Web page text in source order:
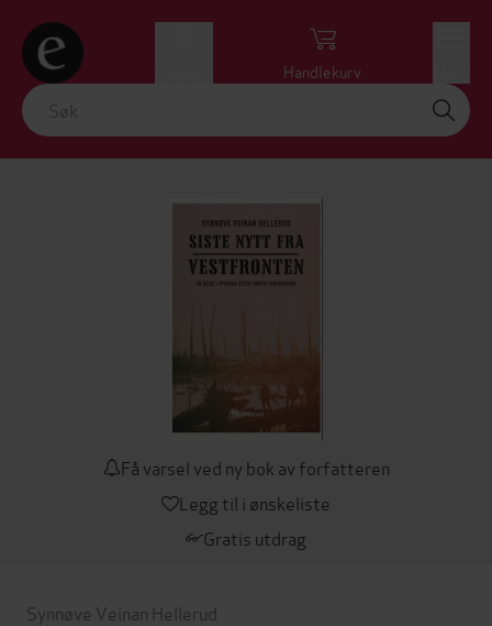
Handlekurv
Få varsel ved ny bok av forfatteren
Legg til i ønskeliste
Gratis utdrag
Synnøve Veinan Hellerud